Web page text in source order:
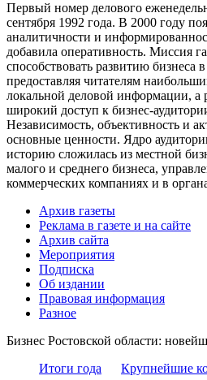
Первый номер делового
сентября 1992 года. В 2000 году
аналитичности и
добавила оперативность. Миссия
способствовать развитию бизнеса
предоставляя читателям
локальной деловой информации, а
широкий доступ к бизнес-
Независимость, объективность и
основные ценности. Ядро
историю сложилась из местной
малого и среднего бизнеса,
коммерческих компаниях и в
Архив газеты
Реклама в газете и на сайте
Архив сайта
Мероприятия
Подписка
Об издании
Правовая информация
Разное
Бизнес Ростовской области:
Итоги года
Крупнейшие